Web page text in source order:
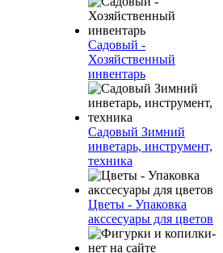
Садовый -
Хозяйственный
инвентарь
Садовый Зимний
инветарь, инструмент,
техника
Цветы - Упаковка
акссесуары для цветов